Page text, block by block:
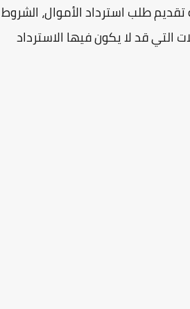
طلب استرداد الأموال، الشروط
قد لا يكون فيها الاسترداد